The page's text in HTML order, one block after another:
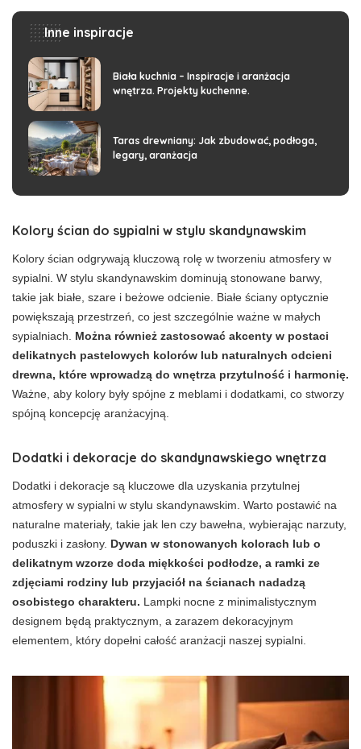
Inne inspiracje
Biała kuchnia – Inspiracje i aranżacja
wnętrza. Projekty kuchenne.
Taras drewniany: Jak zbudować, podłoga,
legary, aranżacja
Kolory ścian do sypialni w stylu skandynawskim
Kolory ścian odgrywają kluczową rolę w tworzeniu atmosfery w
sypialni. W stylu skandynawskim dominują stonowane barwy,
takie jak białe, szare i beżowe odcienie. Białe ściany optycznie
powiększają przestrzeń, co jest szczególnie ważne w małych
sypialniach. Można również zastosować akcenty w postaci
delikatnych pastelowych kolorów lub naturalnych odcieni
drewna, które wprowadzą do wnętrza przytulność i harmonię.
Ważne, aby kolory były spójne z meblami i dodatkami, co stworzy
spójną koncepcję aranżacyjną.
Dodatki i dekoracje do skandynawskiego wnętrza
Dodatki i dekoracje są kluczowe dla uzyskania przytulnej
atmosfery w sypialni w stylu skandynawskim. Warto postawić na
naturalne materiały, takie jak len czy bawełna, wybierając narzuty,
poduszki i zasłony. Dywan w stonowanych kolorach lub o
delikatnym wzorze doda miękkości podłodze, a ramki ze
zdjęciami rodziny lub przyjaciół na ścianach nadadzą
osobistego charakteru. Lampki nocne z minimalistycznym
designem będą praktycznym, a zarazem dekoracyjnym
elementem, który dopełni całość aranżacji naszej sypialni.